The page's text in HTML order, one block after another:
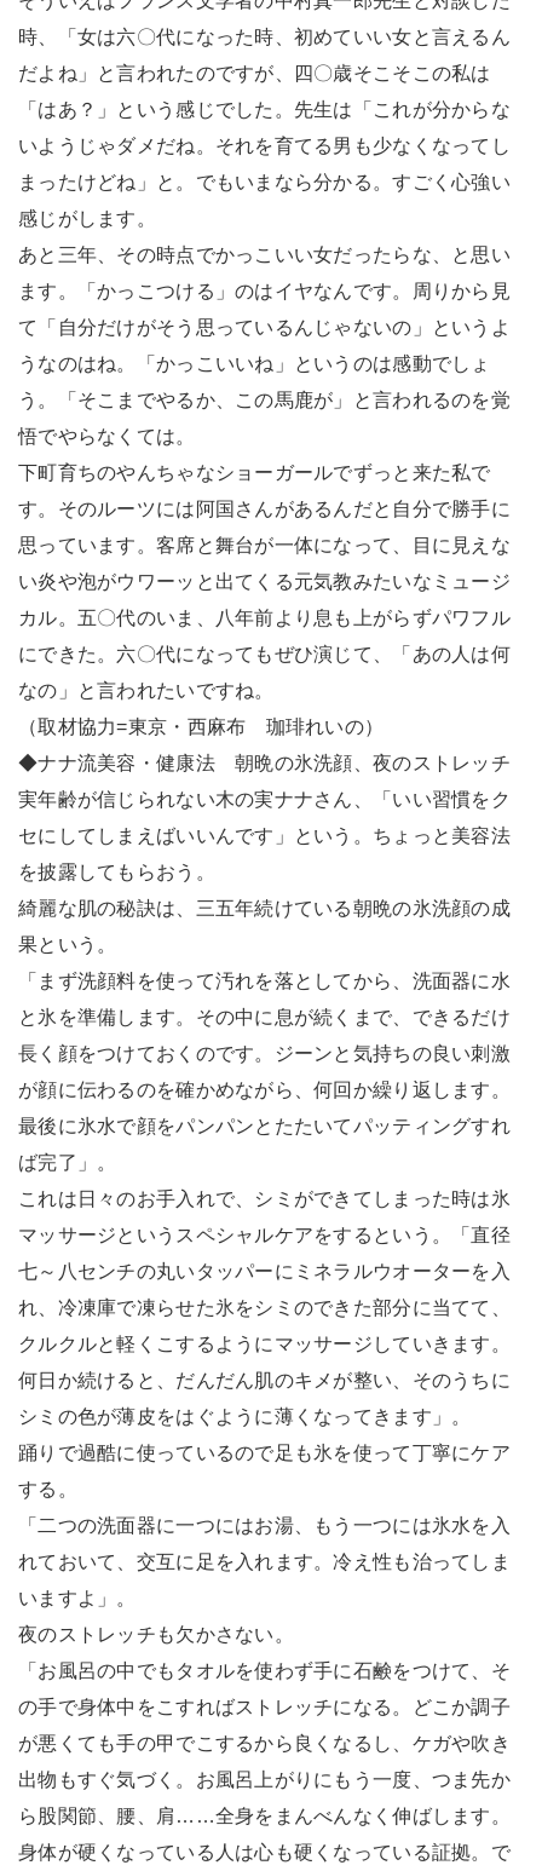
時、「女は六〇代になった時、初めていい女と言えるん
だよね」と言われたのですが、四〇歳そこそこの私は
「はあ？」という感じでした。先生は「これが分からな
いようじゃダメだね。それを育てる男も少なくなってし
まったけどね」と。でもいまなら分かる。すごく心強い
感じがします。
あと三年、その時点でかっこいい女だったらな、と思い
ます。「かっこつける」のはイヤなんです。周りから見
て「自分だけがそう思っているんじゃないの」というよ
うなのはね。「かっこいいね」というのは感動でしょ
う。「そこまでやるか、この馬鹿が」と言われるのを覚
悟でやらなくては。
下町育ちのやんちゃなショーガールでずっと来た私で
す。そのルーツには阿国さんがあるんだと自分で勝手に
思っています。客席と舞台が一体になって、目に見えな
い炎や泡がウワーッと出てくる元気教みたいなミュージ
カル。五〇代のいま、八年前より息も上がらずパワフル
にできた。六〇代になってもぜひ演じて、「あの人は何
なの」と言われたいですね。
（取材協力=東京・西麻布 珈琲れいの）
◆ナナ流美容・健康法 朝晩の氷洗顔、夜のストレッチ
実年齢が信じられない木の実ナナさん、「いい習慣をク
セにしてしまえばいいんです」という。ちょっと美容法
を披露してもらおう。
綺麗な肌の秘訣は、三五年続けている朝晩の氷洗顔の成
果という。
「まず洗顔料を使って汚れを落としてから、洗面器に水
と氷を準備します。その中に息が続くまで、できるだけ
長く顔をつけておくのです。ジーンと気持ちの良い刺激
が顔に伝わるのを確かめながら、何回か繰り返します。
最後に氷水で顔をパンパンとたたいてパッティングすれ
ば完了」。
これは日々のお手入れで、シミができてしまった時は氷
マッサージというスペシャルケアをするという。「直径
七～八センチの丸いタッパーにミネラルウオーターを入
れ、冷凍庫で凍らせた氷をシミのできた部分に当てて、
クルクルと軽くこするようにマッサージしていきます。
何日か続けると、だんだん肌のキメが整い、そのうちに
シミの色が薄皮をはぐように薄くなってきます」。
踊りで過酷に使っているので足も氷を使って丁寧にケア
する。
「二つの洗面器に一つにはお湯、もう一つには氷水を入
れておいて、交互に足を入れます。冷え性も治ってしま
いますよ」。
夜のストレッチも欠かさない。
「お風呂の中でもタオルを使わず手に石鹸をつけて、そ
の手で身体中をこすればストレッチになる。どこか調子
が悪くても手の甲でこするから良くなるし、ケガや吹き
出物もすぐ気づく。お風呂上がりにもう一度、つま先か
ら股関節、腰、肩……全身をまんべんなく伸ばします。
身体が硬くなっている人は心も硬くなっている証拠。で